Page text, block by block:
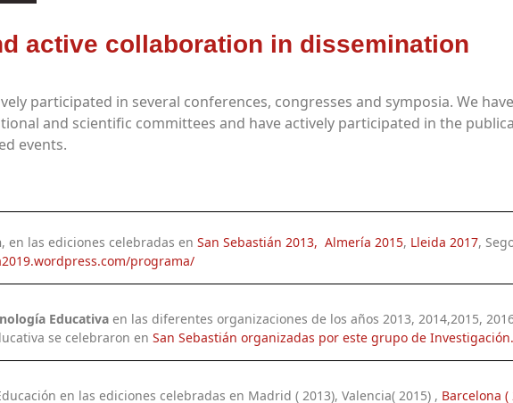
active collaboration in dissemination
participated in several conferences, congresses and symposia. We have
and scientific committees and have actively participated in the
events.
, en las ediciones celebradas en San Sebastián 2013, Almería 2015, Lleida 2017,
programa/
Educativa en las diferentes organizaciones de los años 2013, 2014,2015,
se celebraron en San Sebastián organizadas por este grupo de Investigación.
en las ediciones celebradas en Madrid ( 2013), Valencia( 2015) , Barcelona (